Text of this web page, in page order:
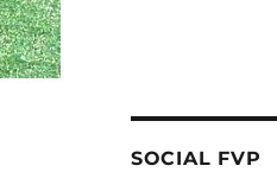
SOCIAL FVP